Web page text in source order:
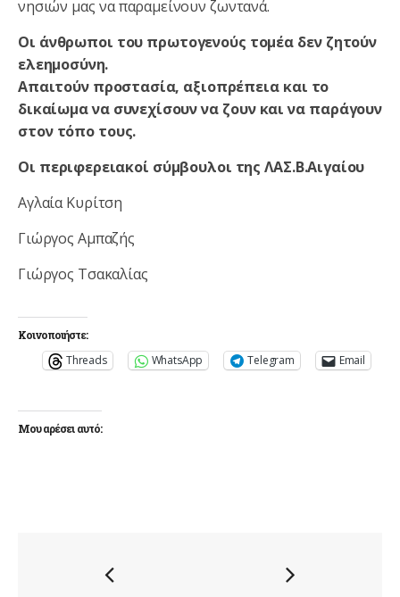
νησιών μας να παραμείνουν ζωντανά.
Οι άνθρωποι του πρωτογενούς τομέα δεν ζητούν
ελεημοσύνη.
Απαιτούν προστασία, αξιοπρέπεια και το
δικαίωμα να συνεχίσουν να ζουν και να παράγουν
στον τόπο τους.
Οι περιφερειακοί σύμβουλοι της ΛΑΣ.Β.Αιγαίου
Αγλαία Κυρίτση
Γιώργος Αμπαζής
Γιώργος Τσακαλίας
Κοινοποιήστε:
Threads WhatsApp Telegram Email
Μου αρέσει αυτό: